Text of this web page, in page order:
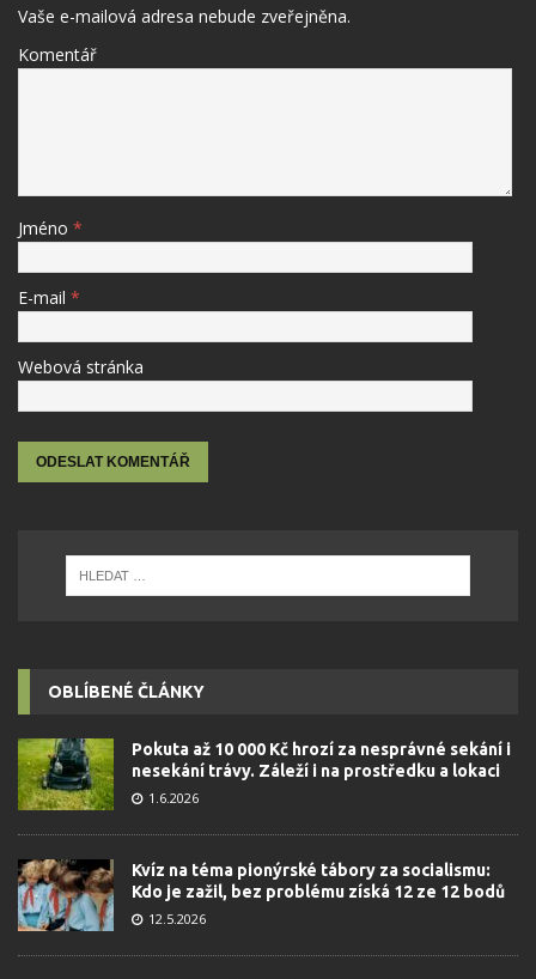
Vaše e-mailová adresa nebude zveřejněna.
Komentář
Jméno *
E-mail *
Webová stránka
OBLÍBENÉ ČLÁNKY
Pokuta až 10 000 Kč hrozí za nesprávné sekání i
nesekání trávy. Záleží i na prostředku a lokaci
1.6.2026
Kvíz na téma pionýrské tábory za socialismu:
Kdo je zažil, bez problému získá 12 ze 12 bodů
12.5.2026